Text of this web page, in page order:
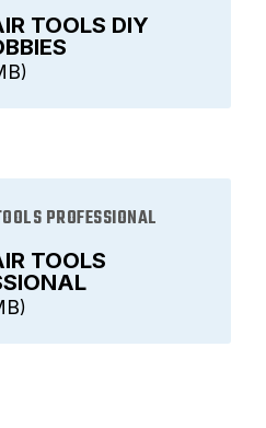
TOOLS DIY
TOOLS
PROFESSIONAL